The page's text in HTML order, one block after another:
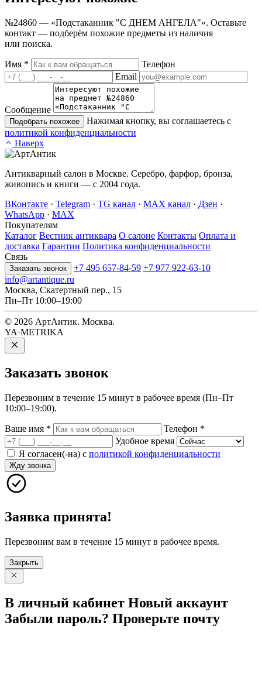
№24860 — «Подстаканник "С ДНЕМ АНГЕЛА"». Оставьте
контакт — подберём похожие предметы из наличия
или поиска.
Имя *
Телефон
Email
Сообщение
Подобрать похожее
Нажимая кнопку, вы соглашаетесь с
политикой конфиденциальности
Наверх
Антикварный салон в Москве. Серебро, фарфор, бронза,
живопись и книги — с 2004 года.
ВКонтакте · Telegram · TG канал · MAX канал · Дзен ·
WhatsApp · MAX
Покупателям
Каталог Вестник антиквара О салоне Контакты Оплата и
доставка Гарантии Политика конфиденциальности
Связь
Заказать звонок +7 495 657-84-59 +7 977 922-63-10
info@artantique.ru
Москва, Скатертный пер., 15
Пн–Пт 10:00–19:00
© 2026 АртАнтик. Москва.
YA·METRIKA
Заказать звонок
Перезвоним в течение 15 минут в рабочее время (Пн–Пт
10:00–19:00).
Ваше имя * Телефон *
Удобное время
Я согласен(-на) с политикой конфиденциальности
Жду звонка
Заявка принята!
Перезвоним вам в течение 15 минут в рабочее время.
Закрыть
В личный кабинет Новый аккаунт
Забыли пароль? Проверьте почту